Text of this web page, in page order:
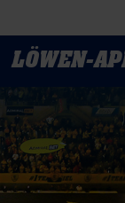
LÖWEN-